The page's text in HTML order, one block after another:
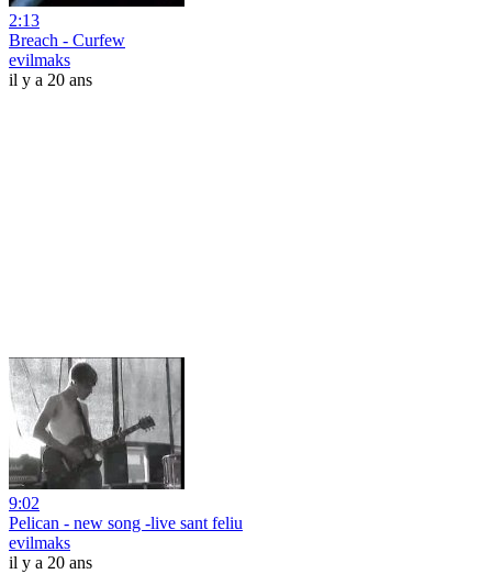
2:13
Breach - Curfew
evilmaks
il y a 20 ans
9:02
Pelican - new song -live sant feliu
evilmaks
il y a 20 ans